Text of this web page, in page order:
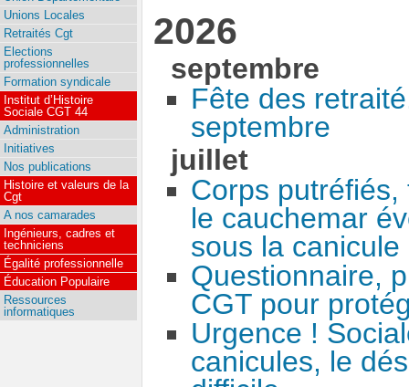
2026
septembre
Fête des
septembre
juillet
Corps
le cauchemar
sous la canicule
Questionnaire,
CGT pour
Urgence !
canicules, le
Unions Locales
Retraités Cgt
Elections
professionnelles
Formation syndicale
Institut d’Histoire
Sociale CGT 44
Administration
Initiatives
Nos publications
Histoire et valeurs de la
Cgt
A nos camarades
Ingénieurs, cadres et
techniciens
Égalité professionnelle
Éducation Populaire
Ressources
informatiques